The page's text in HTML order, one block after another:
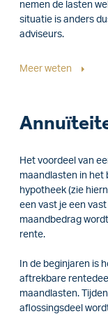
nemen de lasten
situatie is anders
adviseurs.
Meer weten
Het voordeel van
maandlasten in het
hypotheek (zie
een vast je een
maandbedrag
rente.
In de beginjaren is
aftrekbare
maandlasten.
aflossingsdeel